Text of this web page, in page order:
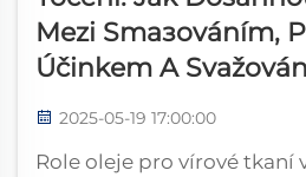
Mezi Smазováním,
Účinkem A
2025-05-19 17:00:00
Role oleje pro vírové